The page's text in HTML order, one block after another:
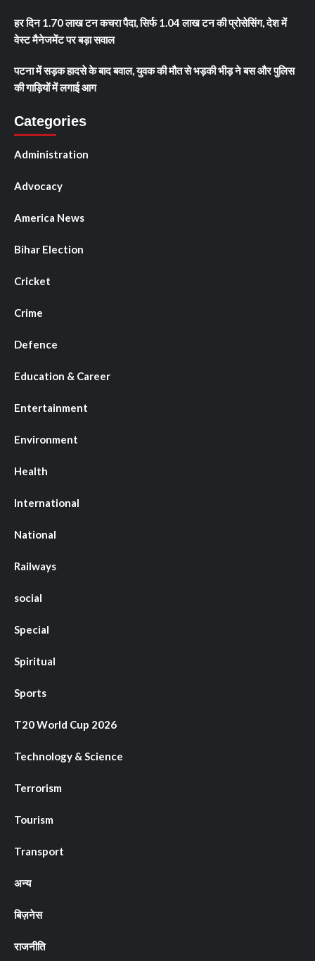
हर दिन 1.70 लाख टन कचरा पैदा, सिर्फ 1.04 लाख टन की प्रोसेसिंग, देश में
वेस्ट मैनेजमेंट पर बड़ा सवाल
पटना में सड़क हादसे के बाद बवाल, युवक की मौत से भड़की भीड़ ने बस और पुलिस
की गाड़ियों में लगाई आग
Categories
Administration
Advocacy
America News
Bihar Election
Cricket
Crime
Defence
Education & Career
Entertainment
Environment
Health
International
National
Railways
social
Special
Spiritual
Sports
T20 World Cup 2026
Technology & Science
Terrorism
Tourism
Transport
अन्य
बिज़नेस
राजनीति